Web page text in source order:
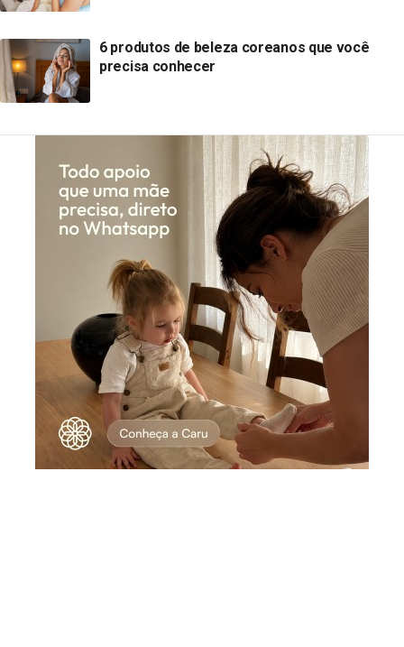
6 produtos de beleza coreanos que você
precisa conhecer